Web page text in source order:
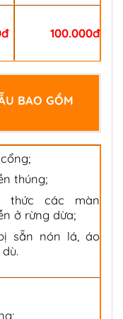
100.000đ
BAO GỒM
thúng;
thức các màn
ở rừng dừa;
sẵn nón lá, áo